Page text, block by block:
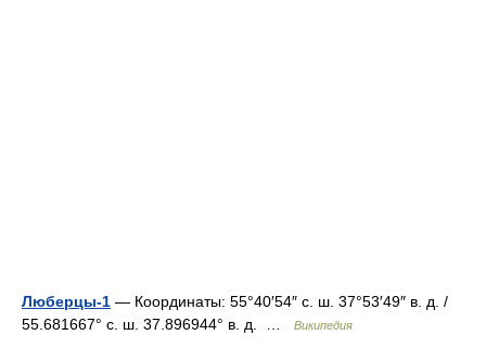
Люберцы-1 — Координаты: 55°40′54″ с. ш. 37°53′49″ в. д. /
55.681667° с. ш. 37.896944° в. д. …
Википедия